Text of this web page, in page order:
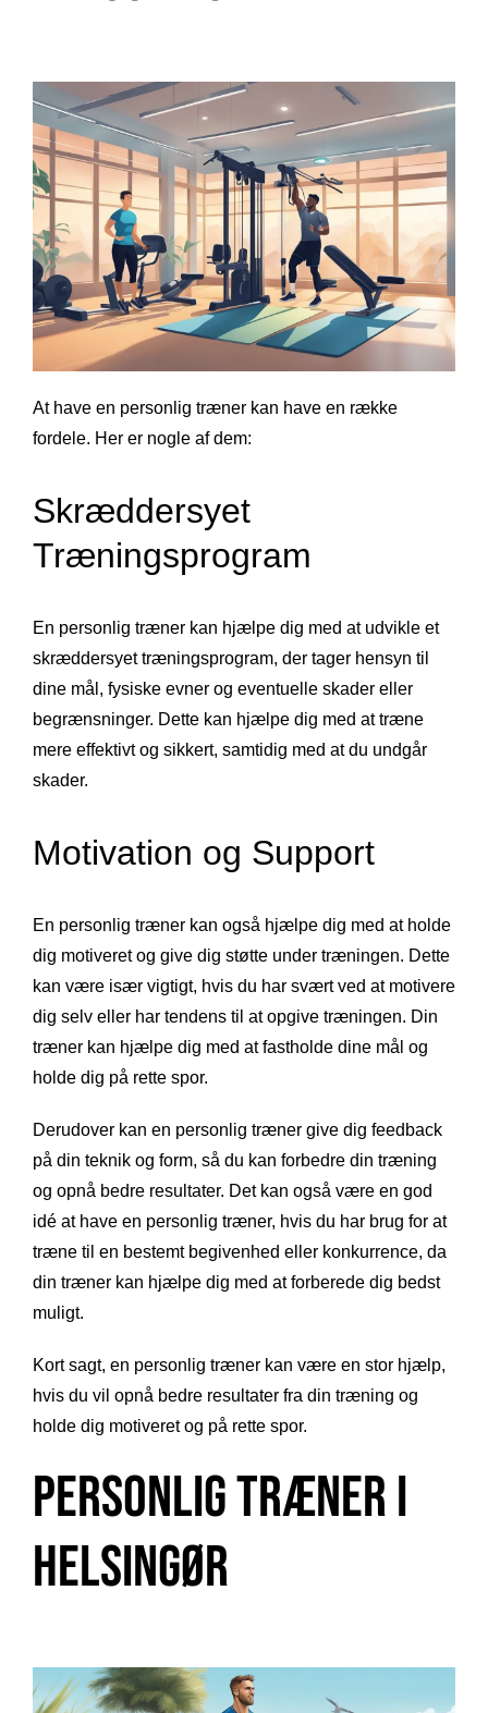
At have en personlig træner kan have en række
fordele. Her er nogle af dem:
Skræddersyet
Træningsprogram
En personlig træner kan hjælpe dig med at udvikle et
skræddersyet træningsprogram, der tager hensyn til
dine mål, fysiske evner og eventuelle skader eller
begrænsninger. Dette kan hjælpe dig med at træne
mere effektivt og sikkert, samtidig med at du undgår
skader.
Motivation og Support
En personlig træner kan også hjælpe dig med at holde
dig motiveret og give dig støtte under træningen. Dette
kan være især vigtigt, hvis du har svært ved at motivere
dig selv eller har tendens til at opgive træningen. Din
træner kan hjælpe dig med at fastholde dine mål og
holde dig på rette spor.
Derudover kan en personlig træner give dig feedback
på din teknik og form, så du kan forbedre din træning
og opnå bedre resultater. Det kan også være en god
idé at have en personlig træner, hvis du har brug for at
træne til en bestemt begivenhed eller konkurrence, da
din træner kan hjælpe dig med at forberede dig bedst
muligt.
Kort sagt, en personlig træner kan være en stor hjælp,
hvis du vil opnå bedre resultater fra din træning og
holde dig motiveret og på rette spor.
Personlig Træner i
Helsingør